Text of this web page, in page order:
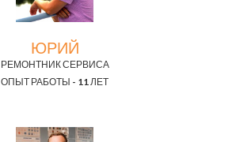
ЮРИЙ
РЕМОНТНИК СЕРВИСА
ОПЫТ РАБОТЫ - 11 ЛЕТ